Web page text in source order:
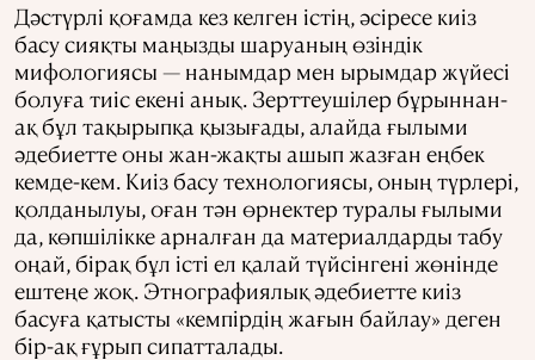
Дәстүрлі қоғамда кез келген істің, әсіресе киіз
басу сияқты маңызды шаруаның өзіндік
мифологиясы — нанымдар мен ырымдар жүйесі
болуға тиіс екені анық. Зерттеушілер бұрыннан-
ақ бұл тақырыпқа қызығады, алайда ғылыми
әдебиетте оны жан-жақты ашып жазған еңбек
кемде-кем. Киіз басу технологиясы, оның түрлері,
қолданылуы, оған тән өрнектер туралы ғылыми
да, көпшілікке арналған да материалдарды табу
оңай, бірақ бұл істі ел қалай түйсінгені жөнінде
ештеңе жоқ. Этнографиялық әдебиетте киіз
басуға қатысты «кемпірдің жағын байлау» деген
бір-ақ ғұрып сипатталады.